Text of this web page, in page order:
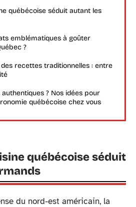
québécoise séduit autant les
emblématiques à goûter
?
recettes traditionnelles : entre
authentiques ? Nos idées pour
québécoise chez vous
québécoise séduit
du nord-est américain, la